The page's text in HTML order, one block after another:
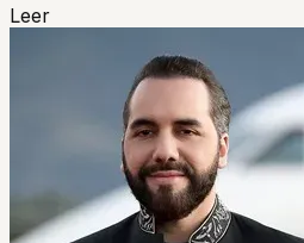
Leer